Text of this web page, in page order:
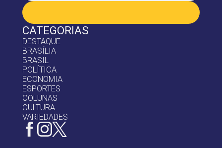
CATEGORIAS
DESTAQUE
BRASÍLIA
BRASIL
POLÍTICA
ECONOMIA
ESPORTES
COLUNAS
CULTURA
VARIEDADES